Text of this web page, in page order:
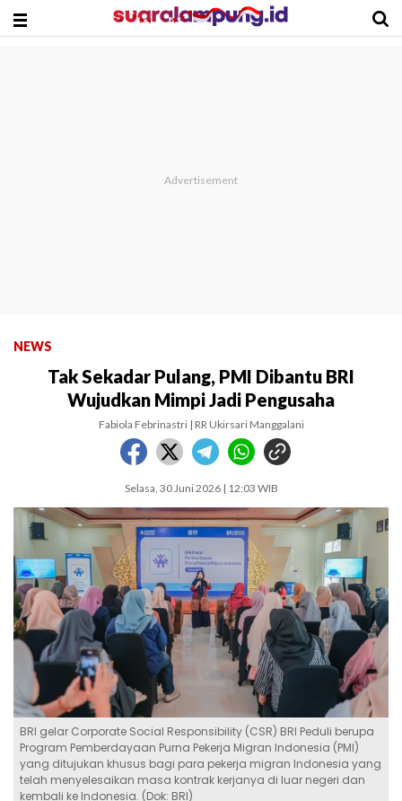
NEWS
Tak Sekadar Pulang, PMI Dibantu BRI
Wujudkan Mimpi Jadi Pengusaha
Fabiola Febrinastri | RR Ukirsari Manggalani
Selasa, 30 Juni 2026 | 12:03 WIB
BRI gelar Corporate Social Responsibility (CSR) BRI Peduli berupa
Program Pemberdayaan Purna Pekerja Migran Indonesia (PMI)
yang ditujukan khusus bagi para pekerja migran Indonesia yang
telah menyelesaikan masa kontrak kerjanya di luar negeri dan
kembali ke Indonesia. (Dok: BRI)